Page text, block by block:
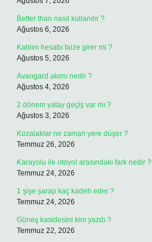
Better than nasıl kullanılır ?
Ağustos 6, 2026
Katılım hesabı faize girer mi ?
Ağustos 5, 2026
Avangard akımı nedir ?
Ağustos 4, 2026
2 dönem yatay geçiş var mı ?
Ağustos 3, 2026
Kozalaklar ne zaman yere düşer ?
Temmuz 26, 2026
Karayolu ile otoyol arasındaki fark nedir ?
Temmuz 24, 2026
1 şişe şarap kaç kadeh eder ?
Temmuz 24, 2026
Güneş kasidesini kim yazdı ?
Temmuz 22, 2026